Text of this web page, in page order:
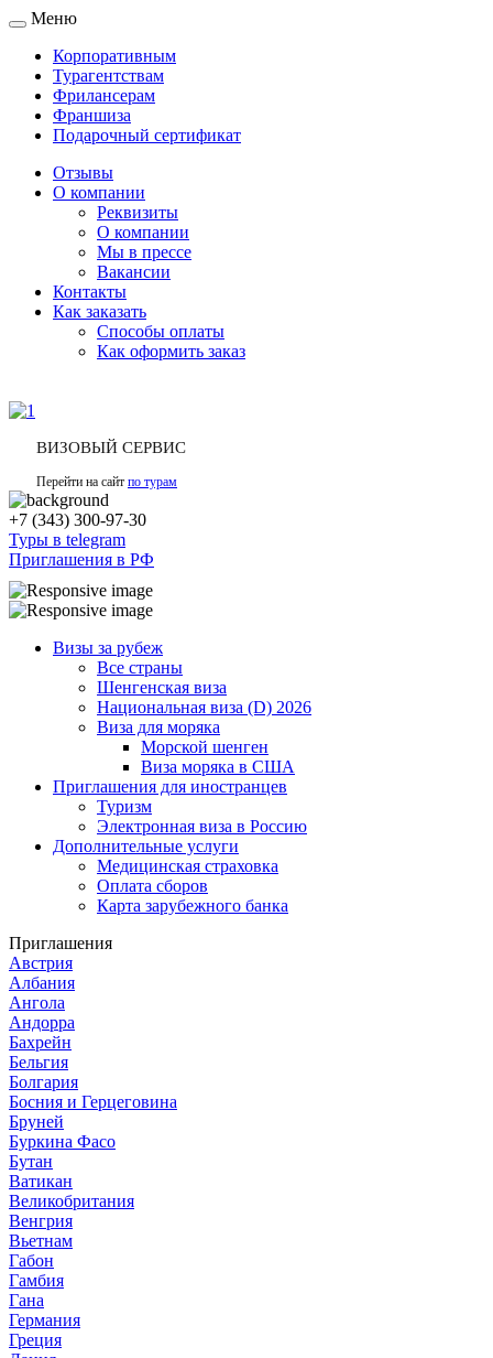
Toggle
navigation
Меню
Корпоративным
Турагентствам
Фрилансерам
Франшиза
Подарочный сертификат
Отзывы
О компании
Реквизиты
О компании
Мы в прессе
Вакансии
Контакты
Как заказать
Способы оплаты
Как оформить заказ
ВИЗОВЫЙ СЕРВИС
Перейти на сайт по турам
+7 (343) 300-97-30
Туры в telegram
Приглашения в РФ
Визы за рубеж
Все страны
Шенгенская виза
Национальная виза (D) 2026
Виза для моряка
Морской шенген
Виза моряка в США
Приглашения для иностранцев
Туризм
Электронная виза в Россию
Дополнительные услуги
Медицинская страховка
Оплата сборов
Карта зарубежного банка
Приглашения
Австрия
Албания
Ангола
Андорра
Бахрейн
Бельгия
Болгария
Босния и Герцеговина
Бруней
Буркина Фасо
Бутан
Ватикан
Великобритания
Венгрия
Вьетнам
Габон
Гамбия
Гана
Германия
Греция